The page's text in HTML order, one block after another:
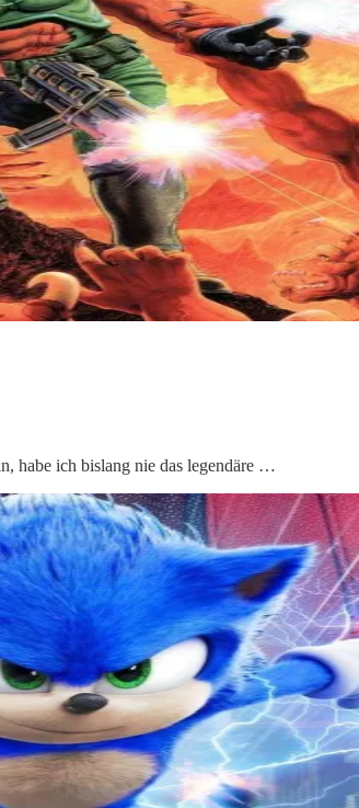
habe ich bislang nie das legendäre …